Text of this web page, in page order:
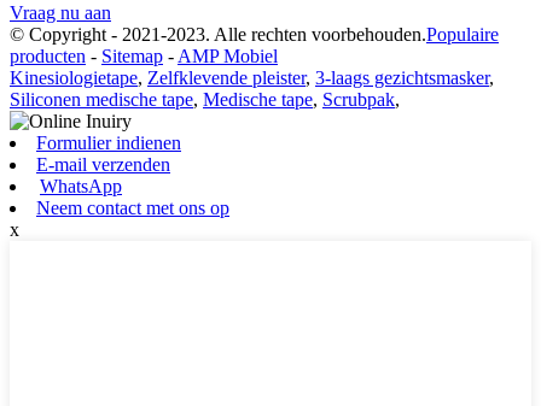
Vraag nu aan
© Copyright - 2021-2023. Alle rechten voorbehouden.Populaire
producten - Sitemap - AMP Mobiel
Kinesiologietape, Zelfklevende pleister, 3-laags gezichtsmasker,
Siliconen medische tape, Medische tape, Scrubpak,
Formulier indienen
E-mail verzenden
WhatsApp
Neem contact met ons op
x